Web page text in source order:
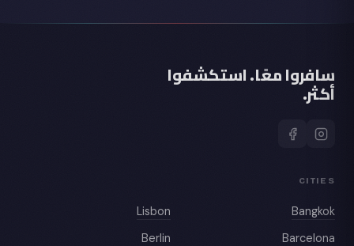
سافروا معًا. استكشفوا
أكثر.
CITIES
Bangkok
Lisbon
Barcelona
Berlin